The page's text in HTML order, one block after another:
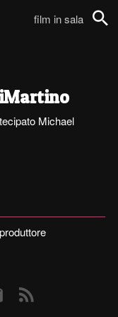
film in sala
Michael